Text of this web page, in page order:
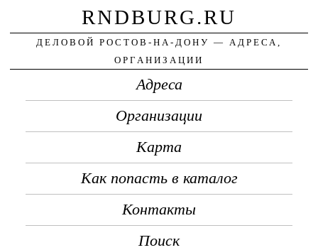
RNDBURG.RU
ДЕЛОВОЙ РОСТОВ-НА-ДОНУ — АДРЕСА,
ОРГАНИЗАЦИИ
Адреса
Организации
Карта
Как попасть в каталог
Контакты
Поиск